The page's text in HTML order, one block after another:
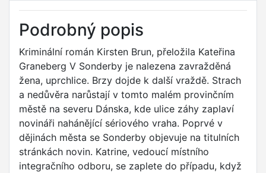
Podrobný popis
Kriminální román Kirsten Brun, přeložila Kateřina
Graneberg V Sonderby je nalezena zavražděná
žena, uprchlice. Brzy dojde k další vraždě. Strach
a nedůvěra narůstají v tomto malém provinčním
městě na severu Dánska, kde ulice záhy zaplaví
novináři nahánějící sériového vraha. Poprvé v
dějinách města se Sonderby objevuje na titulních
stránkách novin. Katrine, vedoucí místního
integračního odboru, se zaplete do případu, když